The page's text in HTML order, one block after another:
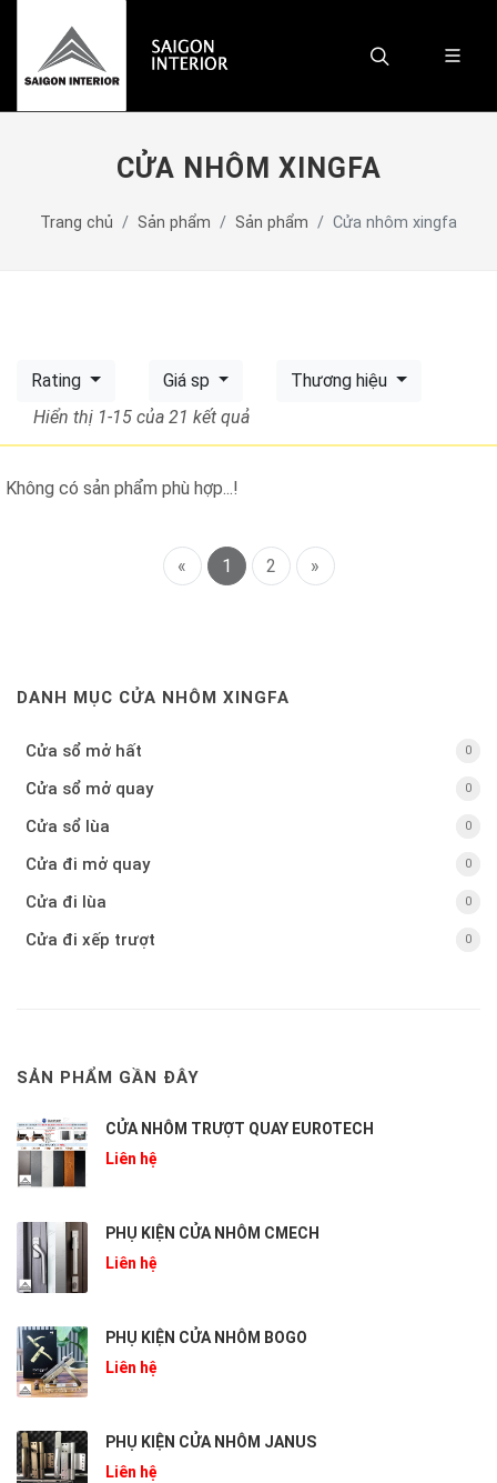
CỬA NHÔM XINGFA
Trang chủ Sản phẩm Sản phẩm Cửa nhôm xingfa
Rating Giá sp
Thương hiệu
Hiển thị 1-15 của 21 kết quả
Không có sản phẩm phù hợp...!
« 1 2 »
DANH MỤC CỬA NHÔM XINGFA
Cửa sổ mở hất 0
0
Cửa sổ mở quay 0
0
Cửa sổ lùa 0
0
Cửa đi mở quay 0
0
Cửa đi lùa 0
0
Cửa đi xếp trượt 0
0
SẢN PHẨM GẦN ĐÂY
CỬA NHÔM TRƯỢT QUAY EUROTECH
Liên hệ
PHỤ KIỆN CỬA NHÔM CMECH
Liên hệ
PHỤ KIỆN CỬA NHÔM BOGO
Liên hệ
PHỤ KIỆN CỬA NHÔM JANUS
Liên hệ